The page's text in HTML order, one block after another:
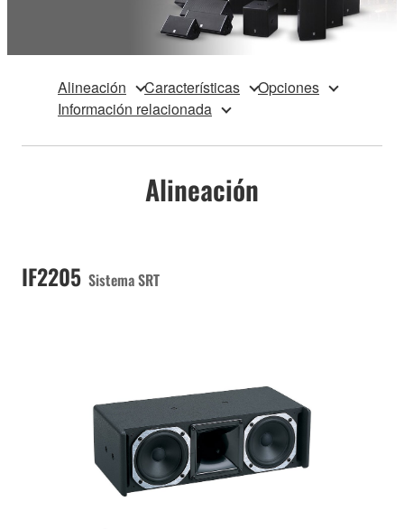
Alineación Características
Opciones
Información relacionada
Alineación
IF2205 Sistema SRT